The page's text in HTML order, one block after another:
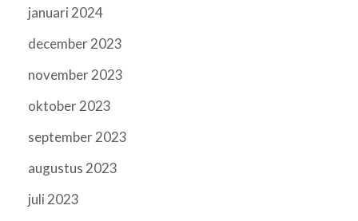
januari 2024
december 2023
november 2023
oktober 2023
september 2023
augustus 2023
juli 2023